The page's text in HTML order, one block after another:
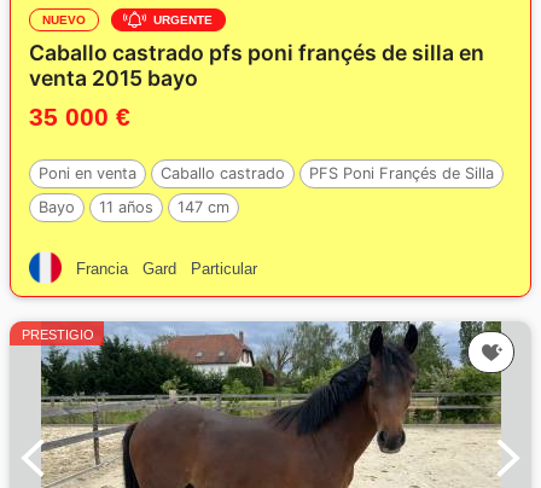
NUEVO URGENTE
Caballo castrado pfs poni françés de silla en
venta 2015 bayo
35 000 €
Poni en venta Caballo castrado
PFS Poni Françés de Silla
Bayo
11 años 147 cm
Francia Gard Particular
PRESTIGIO